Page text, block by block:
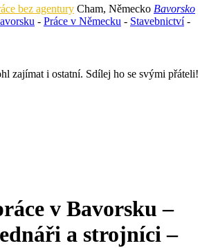
bez agentury Cham, Německo Bavorsko
- Práce v Německu - Stavebnictví-
zajímat i ostatní. Sdílej ho se svými přáteli!
v Bavorsku –
a strojníci –